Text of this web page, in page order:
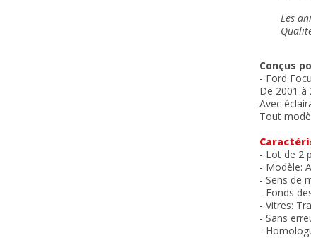
Les
Conçus
- Ford
De 2001 à
Avec
Tout
- Lot de 2
- Modèle:
- Sens de
- Fonds
- Vitres:
- Sans
-